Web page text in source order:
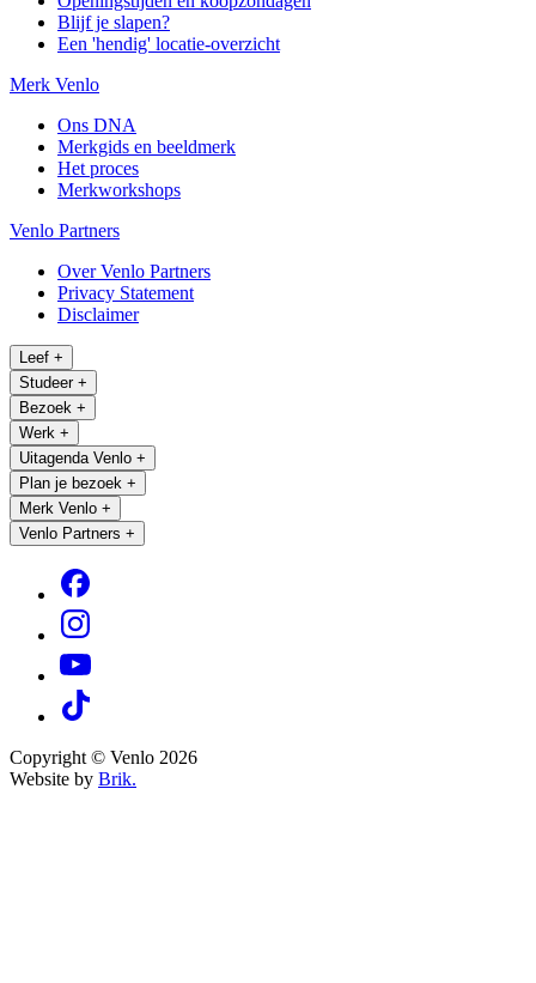
Blijf je slapen?
Een 'hendig' locatie-overzicht
Merk Venlo
Ons DNA
Merkgids en beeldmerk
Het proces
Merkworkshops
Venlo Partners
Over Venlo Partners
Privacy Statement
Disclaimer
Leef +
Studeer +
Bezoek +
Werk +
Uitagenda Venlo +
Plan je bezoek +
Merk Venlo +
Venlo Partners +
Copyright © Venlo 2026
Website by Brik.